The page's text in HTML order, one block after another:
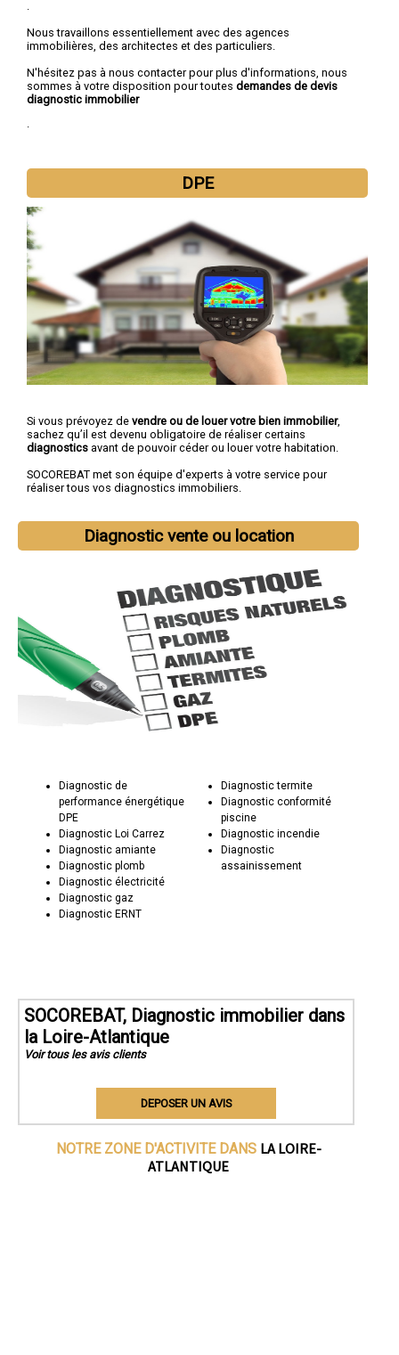
Nous travaillons essentiellement avec des agences
immobilières, des architectes et des particuliers.
N'hésitez pas à nous contacter pour plus d'informations, nous
sommes à votre disposition pour toutes demandes de devis
diagnostic immobilier
.
DPE
Si vous prévoyez de vendre ou de louer votre bien immobilier,
sachez qu’il est devenu obligatoire de réaliser certains
diagnostics avant de pouvoir céder ou louer votre habitation.
SOCOREBAT met son équipe d'experts à votre service pour
réaliser tous vos diagnostics immobiliers.
Diagnostic vente ou location
Diagnostic de
performance énergétique
DPE
Diagnostic Loi Carrez
Diagnostic amiante
Diagnostic plomb
Diagnostic électricité
Diagnostic gaz
Diagnostic ERNT
Diagnostic termite
Diagnostic conformité
piscine
Diagnostic incendie
Diagnostic
assainissement
SOCOREBAT, Diagnostic immobilier dans
la Loire-Atlantique
Voir tous les avis clients
DEPOSER UN AVIS
NOTRE ZONE D'ACTIVITE DANS LA LOIRE-
ATLANTIQUE